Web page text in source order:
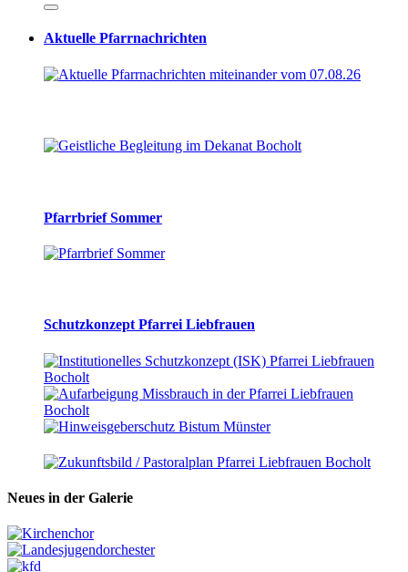
Aktuelle Pfarrnachrichten
Pfarrbrief Sommer
Schutzkonzept Pfarrei Liebfrauen
Neues in der Galerie